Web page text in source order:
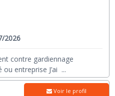
2026
contre gardiennage
entreprise J’ai ...
Voir le profil